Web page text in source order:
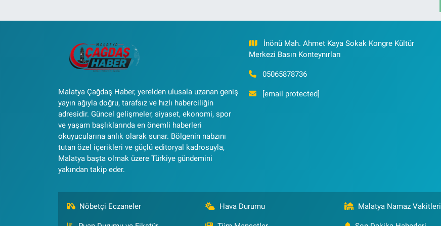
Malatya Çağdaş Haber, yerelden ulusala uzanan geniş
yayın ağıyla doğru, tarafsız ve hızlı haberciliğin
adresidir. Güncel gelişmeler, siyaset, ekonomi, spor
ve yaşam başlıklarında en önemli haberleri
okuyucularına anlık olarak sunar. Bölgenin nabzını
tutan özel içerikleri ve güçlü editoryal kadrosuyla,
Malatya başta olmak üzere Türkiye gündemini
yakından takip eder.
İnönü Mah. Ahmet Kaya Sokak Kongre Kültür
Merkezi Basın Konteynırları
05065878736
[email protected]
Nöbetçi Eczaneler Hava Durumu Malatya Namaz Vakitleri